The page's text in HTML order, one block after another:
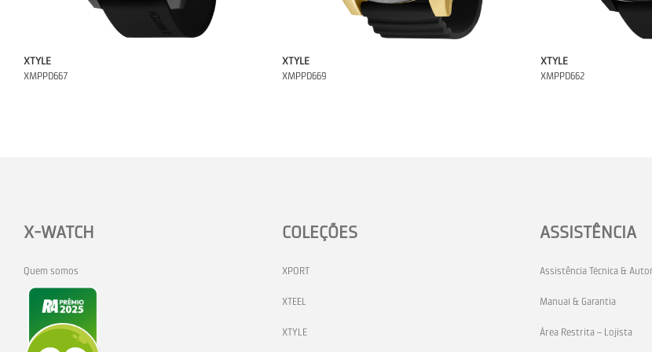
XTYLE
XMPPD667
XTYLE
XMPPD669
XTYLE
XMPPD662
X-WATCH
Quem somos
COLEÇÕES
XPORT
XTEEL
XTYLE
ASSISTÊNCIA
Assistência Técnica &
Manual & Garantia
Área Restrita – Lojista